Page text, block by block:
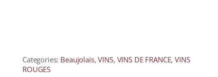
Categories: Beaujolais,VINS, VINS DE FRANCE,VINS
ROUGES